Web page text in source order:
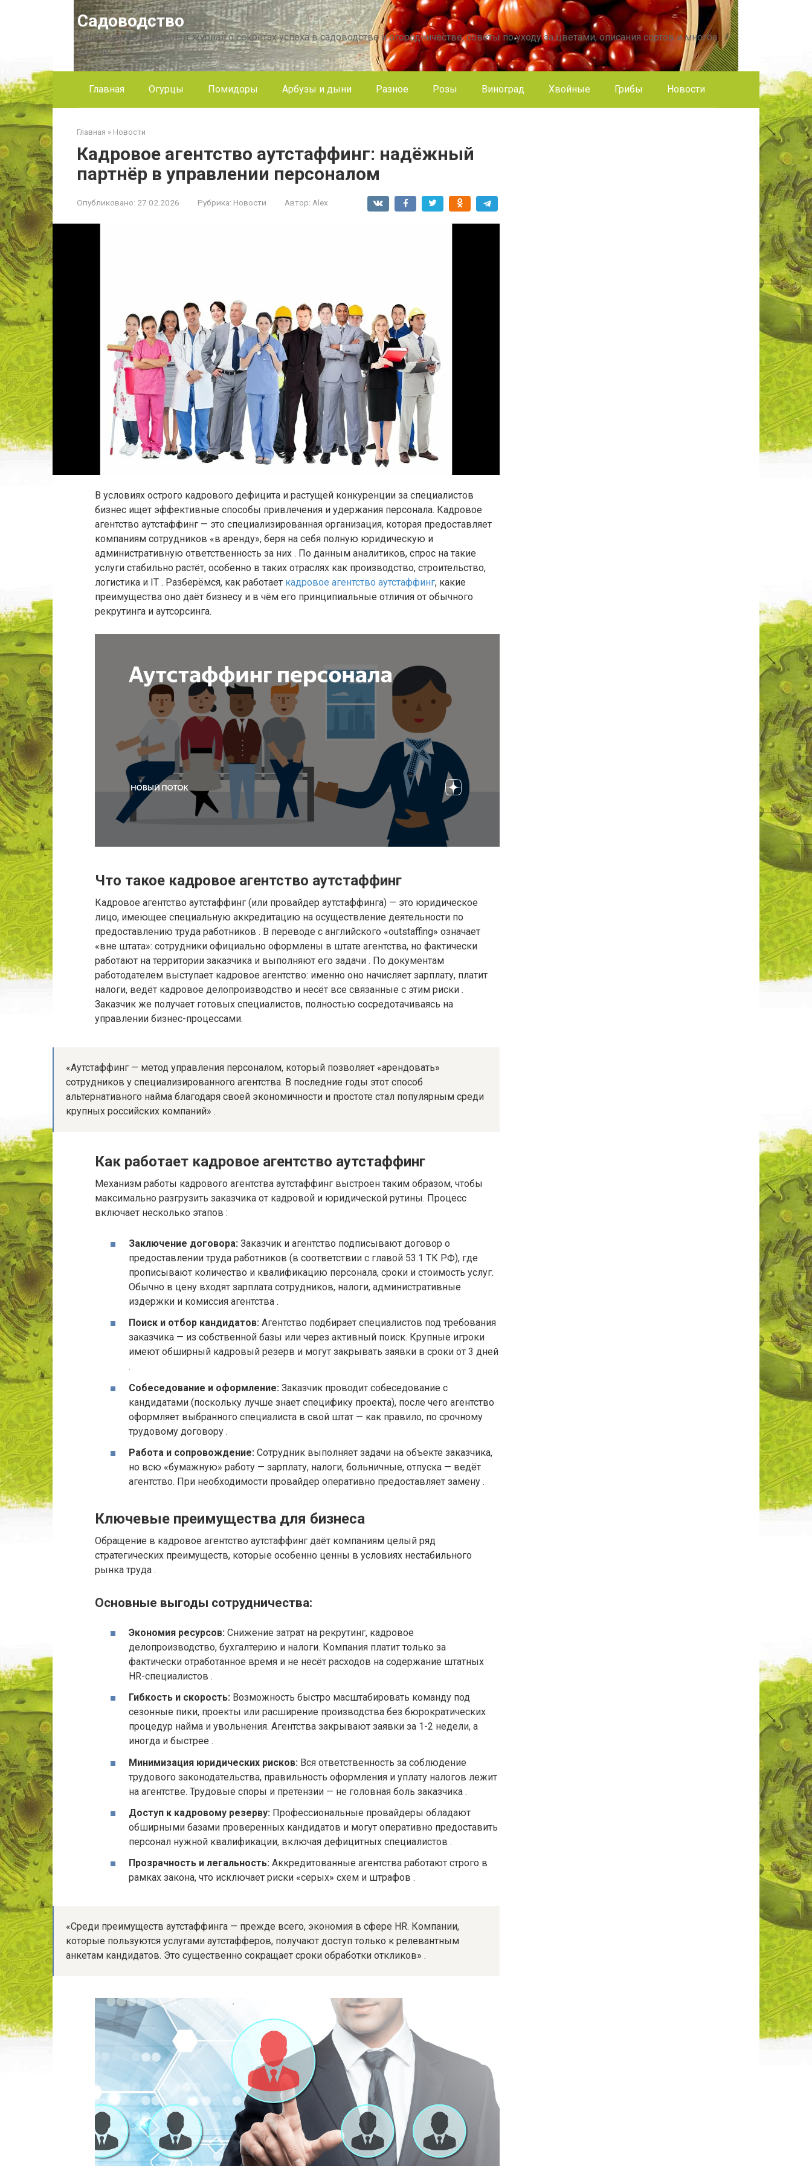
Садоводство
Садоводство — интернет журнал о секретах успеха в садоводстве и огородничестве, советы по уходу за цветами, описания сортов и многое
другое!
Главная Огурцы Помидоры Арбузы и дыни Разное Розы Виноград Хвойные Грибы Новости
Главная » Новости
Кадровое агентство аутстаффинг: надёжный
партнёр в управлении персоналом
Опубликовано: 27.02.2026 Рубрика: Новости Автор: Alex
В условиях острого кадрового дефицита и растущей конкуренции за специалистов
бизнес ищет эффективные способы привлечения и удержания персонала. Кадровое
агентство аутстаффинг — это специализированная организация, которая предоставляет
компаниям сотрудников «в аренду», беря на себя полную юридическую и
административную ответственность за них . По данным аналитиков, спрос на такие
услуги стабильно растёт, особенно в таких отраслях как производство, строительство,
логистика и IT . Разберёмся, как работает кадровое агентство аутстаффинг, какие
преимущества оно даёт бизнесу и в чём его принципиальные отличия от обычного
рекрутинга и аутсорсинга.
Что такое кадровое агентство аутстаффинг
Кадровое агентство аутстаффинг (или провайдер аутстаффинга) — это юридическое
лицо, имеющее специальную аккредитацию на осуществление деятельности по
предоставлению труда работников . В переводе с английского «outstaffing» означает
«вне штата»: сотрудники официально оформлены в штате агентства, но фактически
работают на территории заказчика и выполняют его задачи . По документам
работодателем выступает кадровое агентство: именно оно начисляет зарплату, платит
налоги, ведёт кадровое делопроизводство и несёт все связанные с этим риски .
Заказчик же получает готовых специалистов, полностью сосредотачиваясь на
управлении бизнес-процессами.
«Аутстаффинг — метод управления персоналом, который позволяет «арендовать»
сотрудников у специализированного агентства. В последние годы этот способ
альтернативного найма благодаря своей экономичности и простоте стал популярным среди
крупных российских компаний» .
Как работает кадровое агентство аутстаффинг
Механизм работы кадрового агентства аутстаффинг выстроен таким образом, чтобы
максимально разгрузить заказчика от кадровой и юридической рутины. Процесс
включает несколько этапов :
Заключение договора: Заказчик и агентство подписывают договор о
предоставлении труда работников (в соответствии с главой 53.1 ТК РФ), где
прописывают количество и квалификацию персонала, сроки и стоимость услуг.
Обычно в цену входят зарплата сотрудников, налоги, административные
издержки и комиссия агентства .
Поиск и отбор кандидатов: Агентство подбирает специалистов под требования
заказчика — из собственной базы или через активный поиск. Крупные игроки
имеют обширный кадровый резерв и могут закрывать заявки в сроки от 3 дней
.
Собеседование и оформление: Заказчик проводит собеседование с
кандидатами (поскольку лучше знает специфику проекта), после чего агентство
оформляет выбранного специалиста в свой штат — как правило, по срочному
трудовому договору .
Работа и сопровождение: Сотрудник выполняет задачи на объекте заказчика,
но всю «бумажную» работу — зарплату, налоги, больничные, отпуска — ведёт
агентство. При необходимости провайдер оперативно предоставляет замену .
Ключевые преимущества для бизнеса
Обращение в кадровое агентство аутстаффинг даёт компаниям целый ряд
стратегических преимуществ, которые особенно ценны в условиях нестабильного
рынка труда .
Основные выгоды сотрудничества:
Экономия ресурсов: Снижение затрат на рекрутинг, кадровое
делопроизводство, бухгалтерию и налоги. Компания платит только за
фактически отработанное время и не несёт расходов на содержание штатных
HR-специалистов .
Гибкость и скорость: Возможность быстро масштабировать команду под
сезонные пики, проекты или расширение производства без бюрократических
процедур найма и увольнения. Агентства закрывают заявки за 1-2 недели, а
иногда и быстрее .
Минимизация юридических рисков: Вся ответственность за соблюдение
трудового законодательства, правильность оформления и уплату налогов лежит
на агентстве. Трудовые споры и претензии — не головная боль заказчика .
Доступ к кадровому резерву: Профессиональные провайдеры обладают
обширными базами проверенных кандидатов и могут оперативно предоставить
персонал нужной квалификации, включая дефицитных специалистов .
Прозрачность и легальность: Аккредитованные агентства работают строго в
рамках закона, что исключает риски «серых» схем и штрафов .
«Среди преимуществ аутстаффинга — прежде всего, экономия в сфере HR. Компании,
которые пользуются услугами аутстафферов, получают доступ только к релевантным
анкетам кандидатов. Это существенно сокращает сроки обработки откликов» .